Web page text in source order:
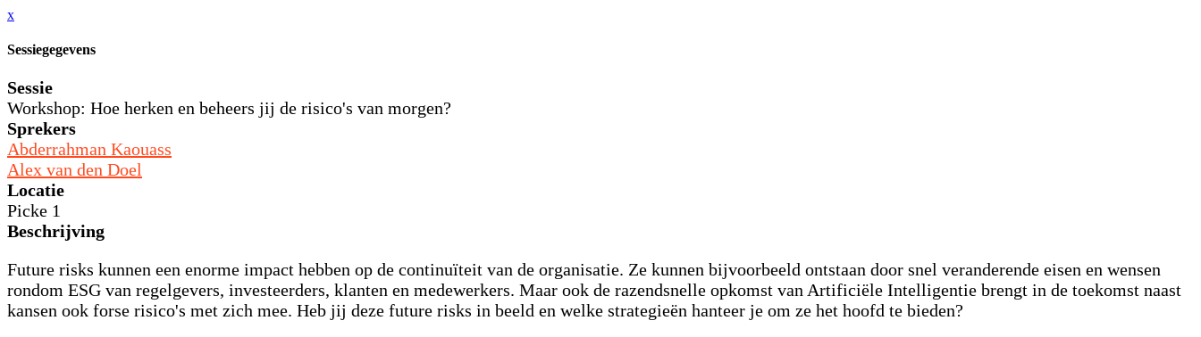
x
Sessiegegevens
Sessie
Workshop: Hoe herken en beheers jij de risico's van morgen?
Sprekers
Abderrahman Kaouass
Alex van den Doel
Locatie
Picke 1
Beschrijving
Future risks kunnen een enorme impact hebben op de continuïteit van de organisatie. Ze kunnen bijvoorbeeld ontstaan door snel veranderende eisen en wensen
rondom ESG van regelgevers, investeerders, klanten en medewerkers. Maar ook de razendsnelle opkomst van Artificiële Intelligentie brengt in de toekomst naast
kansen ook forse risico's met zich mee. Heb jij deze future risks in beeld en welke strategieën hanteer je om ze het hoofd te bieden?